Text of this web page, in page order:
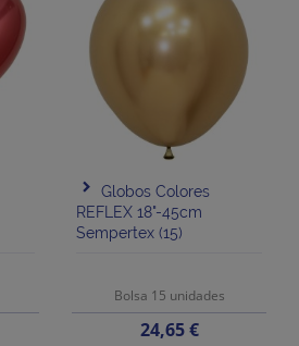
Globos Colores
REFLEX 18"-45cm
Sempertex (15)
Bolsa 15 unidades
Precio
24,65 €